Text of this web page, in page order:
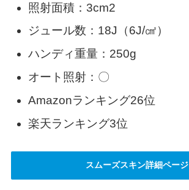
照射面積：3cm2
ジュール数：18J（6J/㎠）
ハンディ重量：250g
オート照射：〇
Amazonランキング26位
楽天ランキング3位
スムーズスキン詳細ページ